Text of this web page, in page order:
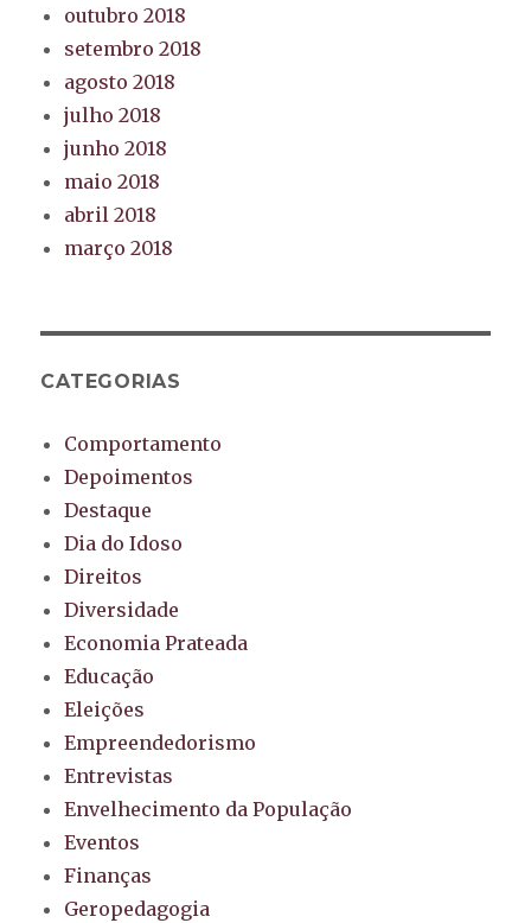
outubro 2018
setembro 2018
agosto 2018
julho 2018
junho 2018
maio 2018
abril 2018
março 2018
CATEGORIAS
Comportamento
Depoimentos
Destaque
Dia do Idoso
Direitos
Diversidade
Economia Prateada
Educação
Eleições
Empreendedorismo
Entrevistas
Envelhecimento da População
Eventos
Finanças
Geropedagogia